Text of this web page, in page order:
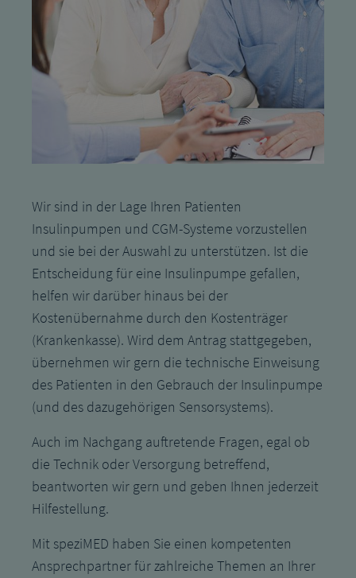
Wir sind in der Lage Ihren Patienten
Insulinpumpen und CGM-Systeme vorzustellen
und sie bei der Auswahl zu unterstützen. Ist die
Entscheidung für eine Insulinpumpe gefallen,
helfen wir darüber hinaus bei der
Kostenübernahme durch den Kostenträger
(Krankenkasse). Wird dem Antrag stattgegeben,
übernehmen wir gern die technische Einweisung
des Patienten in den Gebrauch der Insulinpumpe
(und des dazugehörigen Sensorsystems).
Auch im Nachgang auftretende Fragen, egal ob
die Technik oder Versorgung betreffend,
beantworten wir gern und geben Ihnen jederzeit
Hilfestellung.
Mit speziMED haben Sie einen kompetenten
Ansprechpartner für zahlreiche Themen an Ihrer